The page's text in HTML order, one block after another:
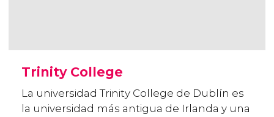
Trinity College
La universidad Trinity College de Dublín es
la universidad más antigua de Irlanda y una